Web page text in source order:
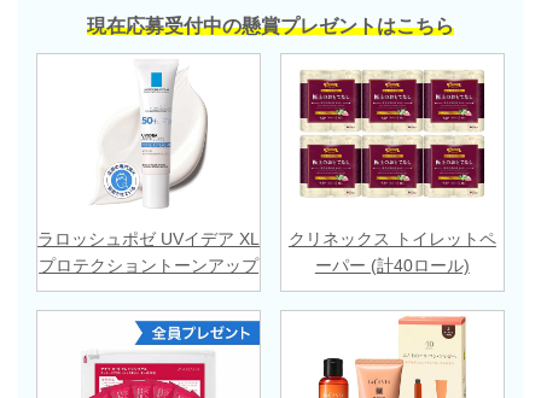
現在応募受付中の懸賞プレゼントはこちら
ラロッシュポゼ UVイデア XL
プロテクショントーンアップ
クリネックス トイレットペ
ーパー (計40ロール)